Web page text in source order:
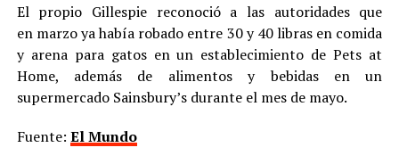
El propio Gillespie reconoció a las autoridades que
en marzo ya había robado entre 30 y 40 libras en comida
y arena para gatos en un establecimiento de Pets at
Home, además de alimentos y bebidas en un
supermercado Sainsbury’s durante el mes de mayo.
Fuente: El Mundo